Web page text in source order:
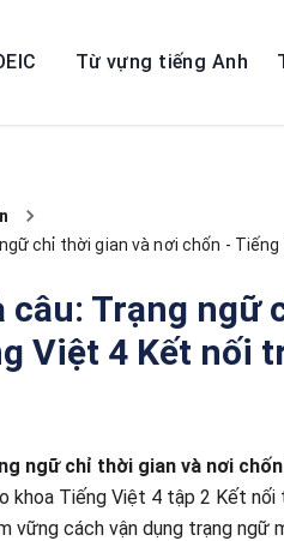
Từ vựng tiếng Anh
chỉ thời gian và nơi chốn -
câu: Trạng ngữ
Việt 4 Kết nối
ngữ chỉ thời gian và nơi chốn
khoa Tiếng Việt 4 tập 2 Kết
vững cách vận dụng trạng ngữ